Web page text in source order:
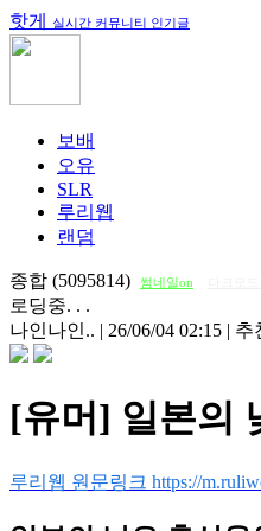
핫게 실시간 커뮤니티 인기글
보배
오유
SLR
루리웹
랜덤
종합 (5095814) 썸네일on
로딩중. . .
나인나인.. | 26/06/04 02:15 | 추
[유머] 일본의
루리웹 원문링크 https://